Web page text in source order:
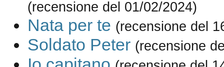
(recensione del 01/02/2024)
Nata per te (recensione del
Soldato Peter (recensione